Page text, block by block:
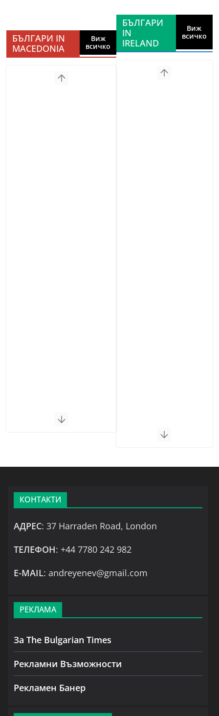
БЪЛГАРИ IN
MACEDONIA
Виж
всичко
БЪЛГАРИ
IN
IRELAND
Виж
всичко
КОНТАКТИ
АДРЕС: 37 Harraden Road, London
ТЕЛЕФОН: +44 7780 242 982
Е-MAIL: andreyenev@gmail.com
РЕКЛАМА
За The Bulgarian Times
Рекламни Възможности
Рекламен Банер